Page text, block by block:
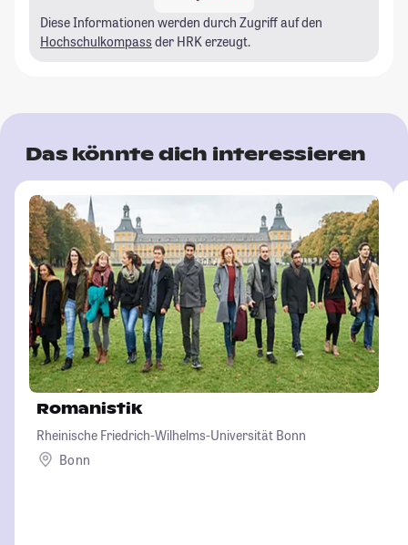
Diese Informationen werden durch Zugriff auf den
Hochschulkompass der HRK erzeugt.
Das könnte dich interessieren
Romanistik
Rheinische Friedrich-Wilhelms-Universität Bonn
Bonn